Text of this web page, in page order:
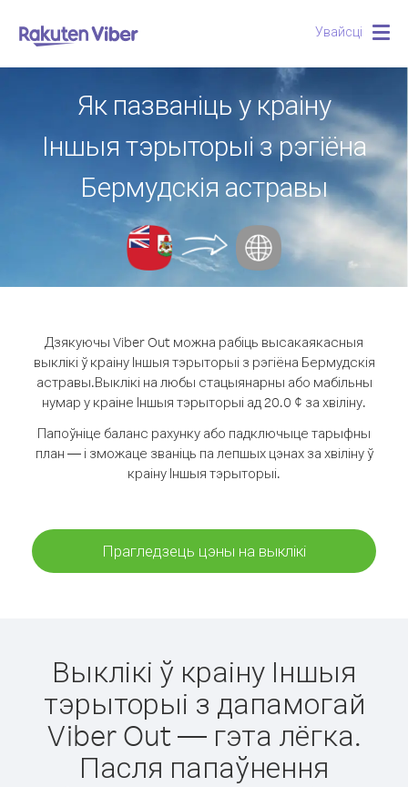
Увайсці
Як пазваніць у краіну
Іншыя тэрыторыі з рэгіёна
Бермудскія астравы
Дзякуючы Viber Out можна рабіць высакаякасныя
выклікі ў краіну Іншыя тэрыторыі з рэгіёна Бермудскія
астравы.Выклікі на любы стацыянарны або мабільны
нумар у краіне Іншыя тэрыторыі ад 20.0 ¢ за хвіліну.
Папоўніце баланс рахунку або падключыце тарыфны
план — і зможаце званіць па лепшых цэнах за хвіліну ў
краіну Іншыя тэрыторыі.
Прагледзець цэны на выклікі
Выклікі ў краіну Іншыя
тэрыторыі з дапамогай
Viber Out — гэта лёгка.
Пасля папаўнення